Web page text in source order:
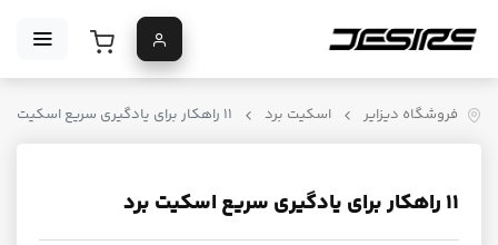
فروشگاه دیزایر اسکیت برد ‍‍۱۱ راهکار برای یادگیری سریع اسکیت برد
‍‍۱۱ راهکار برای یادگیری سریع اسکیت برد